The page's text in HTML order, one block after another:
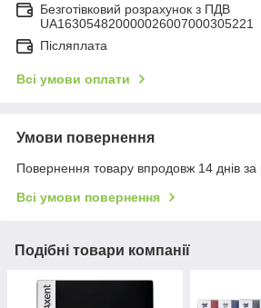
Безготівковий розрахунок з ПДВ
UA163054820000026007000305221
Післяплата
Всі умови оплати
Умови повернення
Повернення товару впродовж 14 днів за
Всі умови повернення
Подібні товари компанії